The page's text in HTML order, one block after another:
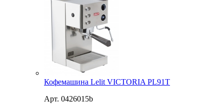
Кофемашина Lelit VICTORIA PL91T
Арт. 0426015b